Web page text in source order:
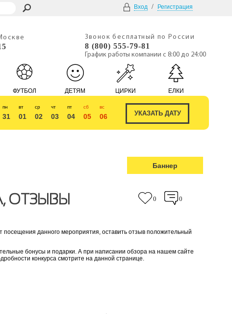
Вход / Регистрация
Звонок бесплатный по России
8 (800) 555-79-81
График работы компании с 8:00 до 24:00
ФУТБОЛ ДЕТЯМ ЦИРКИ ЕЛКИ
пн
31
вт
01
ср
02
чт
03
пт
04
сб
05
вс
06
Баннер
ОТЗЫВЫ 0 0
данного мероприятия, оставить отзыв положительный
бонусы и подарки. А при написании обзора на нашем сайте
конкурса смотрите на данной странице.